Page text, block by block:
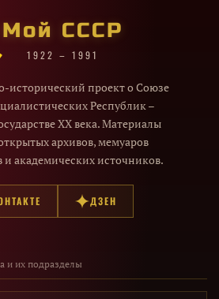
Мой СССР
1922 – 1991
проект о Союзе
Республик –
XX века. Материалы
архивов, мемуаров
академических источников.
ДЗЕН
и их подразделы